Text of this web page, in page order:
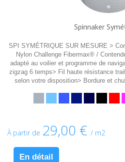
Spinnaker
SPI SYMÉTRIQUE SUR MESURE >
Nylon Challenge Fibermax® /
adapté au voilier et programme de
zigzag 6 temps> Fil haute résistance
selon votre disposition> Bordure et
À partir de 29,00 € / m2
En détail